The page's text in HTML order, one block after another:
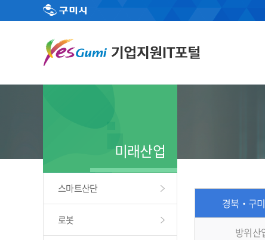
미래산업
스마트산단
로봇
경북‧구
방위산